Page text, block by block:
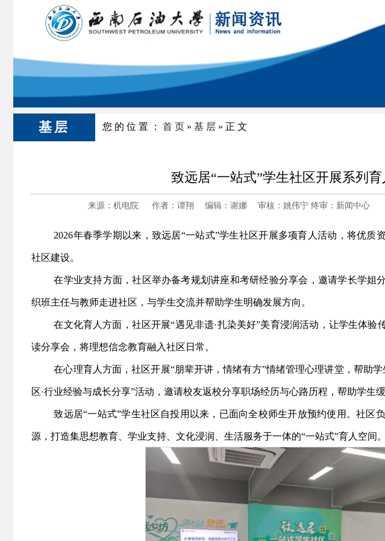
基层 您的位置： 首页 » 基层 »正文
致远居“一站式”学生社区开展系列
来源：机电院 作者：谭翔 编辑：谢娜 审核：姚伟宁 终审：新闻中心
2026年春季学期以来，致远居“一站式”学生社区开展多项育人活动，将优质
社区建设。
在学业支持方面，社区举办备考规划讲座和考研经验分享会，邀请学长学姐
织班主任与教师走进社区，与学生交流并帮助学生明确发展方向。
在文化育人方面，社区开展“遇见非遗·扎染美好”美育浸润活动，让学生体验
读分享会，将理想信念教育融入社区日常。
在心理育人方面，社区开展“朋辈开讲，情绪有方”情绪管理心理讲堂，帮助
区·行业经验与成长分享”活动，邀请校友返校分享职场经历与心路历程，帮助学生
致远居“一站式”学生社区自投用以来，已面向全校师生开放预约使用。社区
源，打造集思想教育、学业支持、文化浸润、生活服务于一体的“一站式”育人空间。